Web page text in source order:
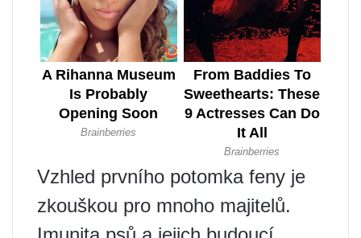
Vzhled prvního potomka feny je
zkouškou pro mnoho majitelů.